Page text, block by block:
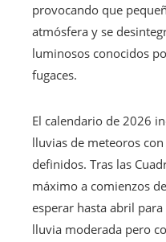
provocando que
atmósfera y se
luminosos conocidos
fugaces.
El calendario de 2026
lluvias de meteoros
definidos. Tras las
máximo a comienzos
esperar hasta abril
lluvia moderada pero